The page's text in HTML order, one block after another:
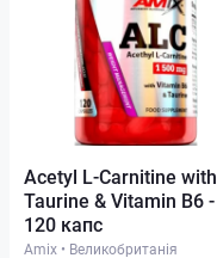
Acetyl L-Carnitine with
Taurine & Vitamin B6 -
120 капс
Amix • Великобританія